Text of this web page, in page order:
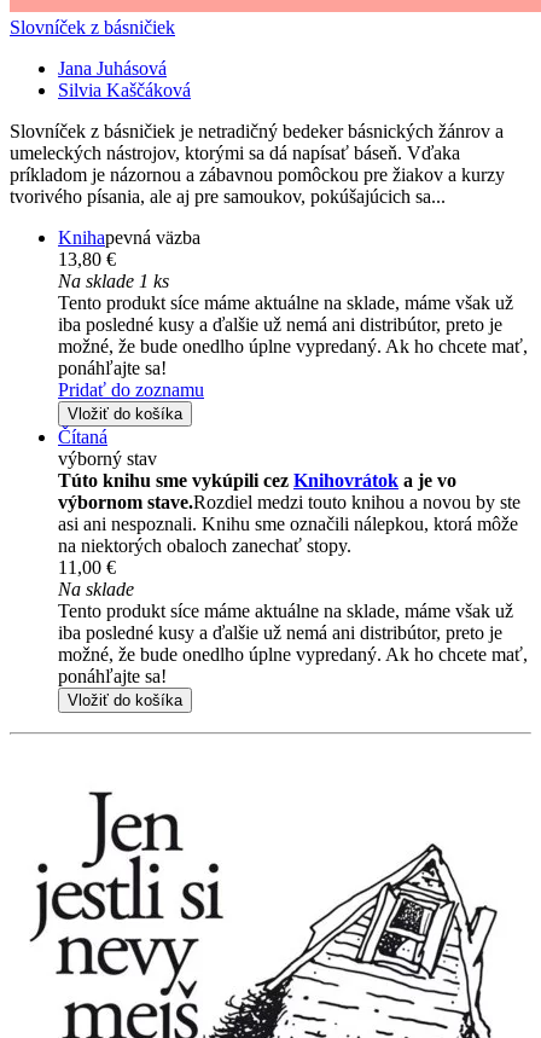
Slovníček z básničiek
Jana Juhásová
Silvia Kaščáková
Slovníček z básničiek je netradičný bedeker básnických žánrov a
umeleckých nástrojov, ktorými sa dá napísať báseň. Vďaka
príkladom je názornou a zábavnou pomôckou pre žiakov a kurzy
tvorivého písania, ale aj pre samoukov, pokúšajúcich sa...
Knihapevná väzba
13,80 €
Na sklade 1 ks
Tento produkt síce máme aktuálne na sklade, máme však už
iba posledné kusy a ďalšie už nemá ani distribútor, preto je
možné, že bude onedlho úplne vypredaný. Ak ho chcete mať,
ponáhľajte sa!
Pridať do zoznamu
Vložiť do košíka
Čítaná
výborný stav
Túto knihu sme vykúpili cez Knihovrátok a je vo
výbornom stave.Rozdiel medzi touto knihou a novou by ste
asi ani nespoznali. Knihu sme označili nálepkou, ktorá môže
na niektorých obaloch zanechať stopy.
11,00 €
Na sklade
Tento produkt síce máme aktuálne na sklade, máme však už
iba posledné kusy a ďalšie už nemá ani distribútor, preto je
možné, že bude onedlho úplne vypredaný. Ak ho chcete mať,
ponáhľajte sa!
Vložiť do košíka